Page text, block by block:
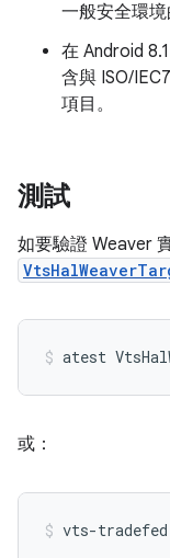
一般安全環境
在 Android
含與 ISO/
項目。
測試
如要驗證 Weaver
或：